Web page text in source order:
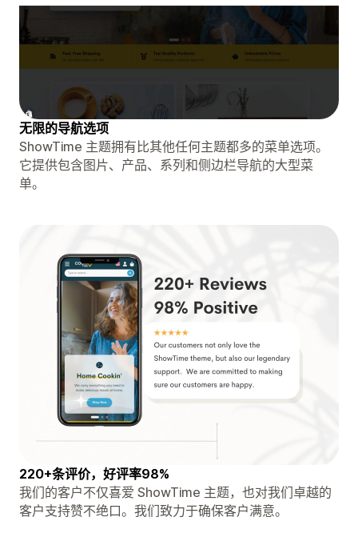
无限的导航选项
ShowTime 主题拥有比其他任何主题都多的菜单选项。
它提供包含图片、产品、系列和侧边栏导航的大型菜
单。
220+条评价，好评率98%
我们的客户不仅喜爱 ShowTime 主题，也对我们卓越的
客户支持赞不绝口。我们致力于确保客户满意。